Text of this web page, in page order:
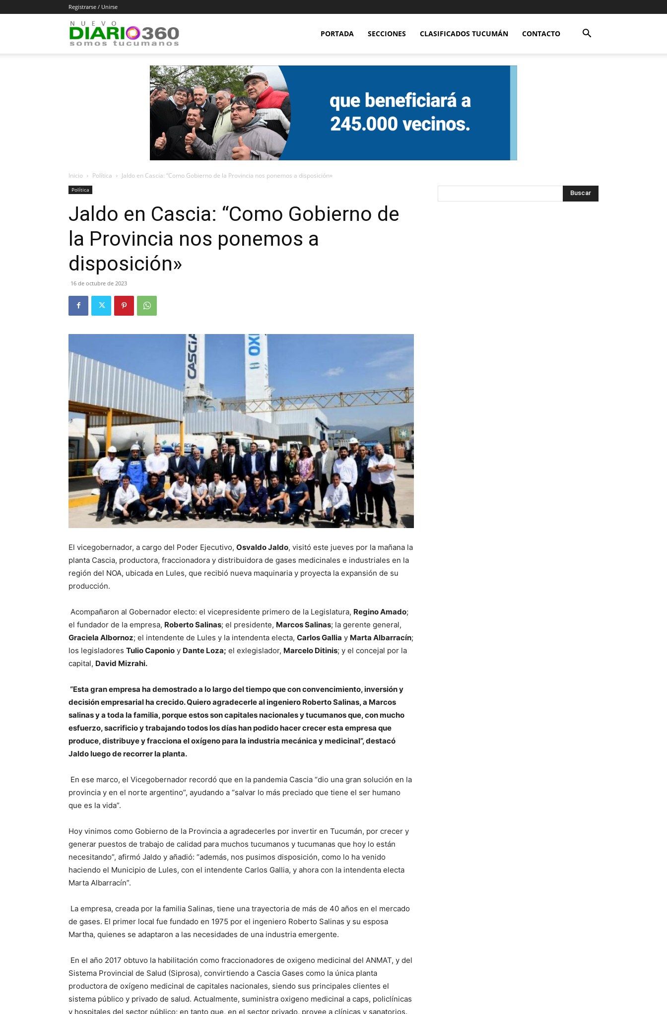
Registrarse / Unirse
Diario
360
PORTADA SECCIONES CLASIFICADOS TUCUMÁN CONTACTO
Inicio Política Jaldo en Cascia: “Como Gobierno de la Provincia nos ponemos a disposición»
Política
Jaldo en Cascia: “Como Gobierno de
la Provincia nos ponemos a
disposición»
16 de octubre de 2023
El vicegobernador, a cargo del Poder Ejecutivo, Osvaldo Jaldo, visitó este jueves por la mañana la
planta Cascia, productora, fraccionadora y distribuidora de gases medicinales e industriales en la
región del NOA, ubicada en Lules, que recibió nueva maquinaria y proyecta la expansión de su
producción.
Acompañaron al Gobernador electo: el vicepresidente primero de la Legislatura, Regino Amado;
el fundador de la empresa, Roberto Salinas; el presidente, Marcos Salinas; la gerente general,
Graciela Albornoz; el intendente de Lules y la intendenta electa, Carlos Gallia y Marta Albarracín;
los legisladores Tulio Caponio y Dante Loza; el exlegislador, Marcelo Ditinis; y el concejal por la
capital, David Mizrahi.
“Esta gran empresa ha demostrado a lo largo del tiempo que con convencimiento, inversión y
decisión empresarial ha crecido. Quiero agradecerle al ingeniero Roberto Salinas, a Marcos
salinas y a toda la familia, porque estos son capitales nacionales y tucumanos que, con mucho
esfuerzo, sacrificio y trabajando todos los días han podido hacer crecer esta empresa que
produce, distribuye y fracciona el oxígeno para la industria mecánica y medicinal”, destacó
Jaldo luego de recorrer la planta.
En ese marco, el Vicegobernador recordó que en la pandemia Cascia “dio una gran solución en la
provincia y en el norte argentino”, ayudando a “salvar lo más preciado que tiene el ser humano
que es la vida”.
Hoy vinimos como Gobierno de la Provincia a agradecerles por invertir en Tucumán, por crecer y
generar puestos de trabajo de calidad para muchos tucumanos y tucumanas que hoy lo están
necesitando”, afirmó Jaldo y añadió: “además, nos pusimos disposición, como lo ha venido
haciendo el Municipio de Lules, con el intendente Carlos Gallia, y ahora con la intendenta electa
Marta Albarracín”.
La empresa, creada por la familia Salinas, tiene una trayectoria de más de 40 años en el mercado
de gases. El primer local fue fundado en 1975 por el ingeniero Roberto Salinas y su esposa
Martha, quienes se adaptaron a las necesidades de una industria emergente.
En el año 2017 obtuvo la habilitación como fraccionadores de oxigeno medicinal del ANMAT, y del
Sistema Provincial de Salud (Siprosa), convirtiendo a Cascia Gases como la única planta
productora de oxígeno medicinal de capitales nacionales, siendo sus principales clientes el
sistema público y privado de salud. Actualmente, suministra oxigeno medicinal a caps, policlínicas
y hospitales del sector público; en tanto que, en el sector privado, provee a clínicas y sanatorios.